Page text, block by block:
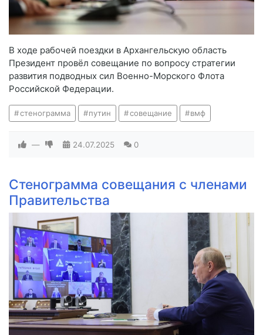
В ходе рабочей поездки в Архангельскую область
Президент провёл совещание по вопросу стратегии
развития подводных сил Военно-Морского Флота
Российской Федерации.
стенограмма путин совещание вмф
— 24.07.2025 0
Стенограмма совещания с членами
Правительства